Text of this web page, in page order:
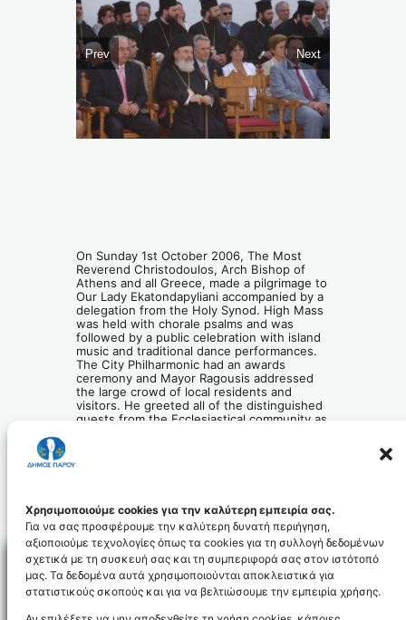
Χρησιμοποιούμε cookies για την καλύτερη εμπειρία σας.
Για να σας προσφέρουμε την καλύτερη δυνατή περιήγηση,
αξιοποιούμε τεχνολογίες όπως τα cookies για τη συλλογή δεδομένων
σχετικά με τη συσκευή σας και τη συμπεριφορά σας στον ιστότοπό
μας. Τα δεδομένα αυτά χρησιμοποιούνται αποκλειστικά για
στατιστικούς σκοπούς και για να βελτιώσουμε την εμπειρία χρήσης.
Prev Next
On Sunday 1st October 2006, The Most
Reverend Christodoulos, Arch Bishop of
Athens and all Greece, made a pilgrimage to
Our Lady Ekatondapyliani accompanied by a
delegation from the Holy Synod. High Mass
was held with chorale psalms and was
followed by a public celebration with island
music and traditional dance performances.
The City Philharmonic had an awards
ceremony and Mayor Ragousis addressed
the large crowd of local residents and
visitors. He greeted all of the distinguished
guests from the Ecclesiastical community as